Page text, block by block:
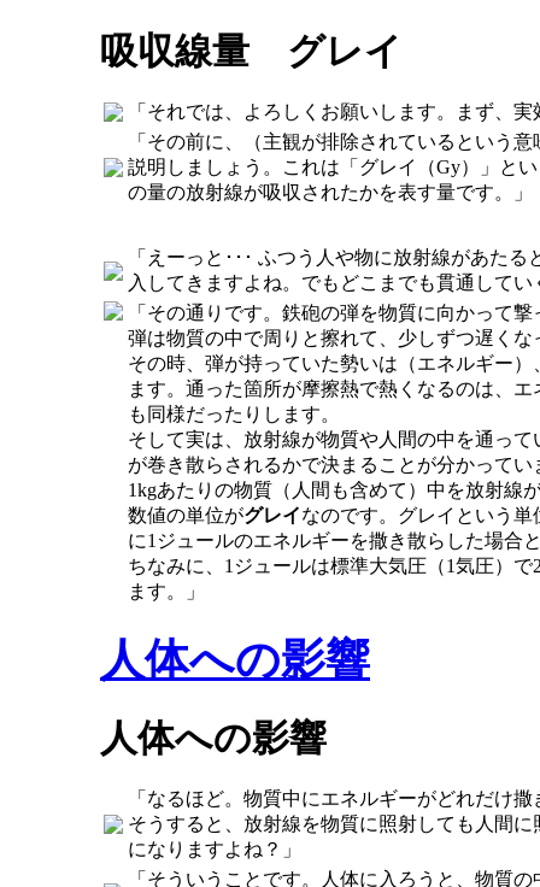
吸収線量 グレイ
「それでは、よろしくお願いします。まず、
「その前に、（主観が排除されているという
説明しましょう。これは「グレイ（Gy）」と
の量の放射線が吸収されたかを表す量です。」
「えーっと･･･ ふつう人や物に放射線があた
入してきますよね。でもどこまでも貫通して
「その通りです。鉄砲の弾を物質に向かって
弾は物質の中で周りと擦れて、少しずつ遅く
その時、弾が持っていた勢いは（エネルギー
ます。通った箇所が摩擦熱で熱くなるのは、
も同様だったりします。
そして実は、放射線が物質や人間の中を通っ
が巻き散らされるかで決まることが分かってい
1kgあたりの物質（人間も含めて）中を放射線
数値の単位がグレイなのです。グレイという
に1ジュールのエネルギーを撒き散らした場合
ちなみに、1ジュールは標準大気圧（1気圧）
ます。」
人体への影響
人体への影響
「なるほど。物質中にエネルギーがどれだけ
そうすると、放射線を物質に照射しても人間
になりますよね？」
「そういうことです。人体に入ろうと、物質